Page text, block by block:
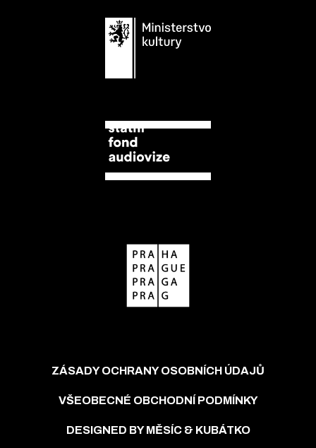
ZÁSADY OCHRANY OSOBNÍCH ÚDAJŮ
VŠEOBECNÉ OBCHODNÍ PODMÍNKY
DESIGNED BY MĚSÍC & KUBÁTKO